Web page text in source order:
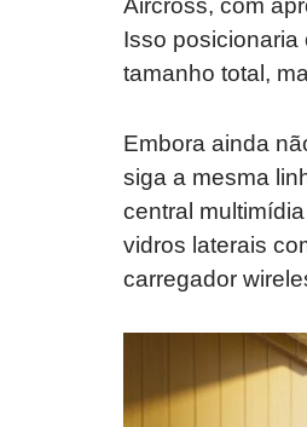
Aircross, com
Isso posicionaria
tamanho total,
Embora ainda
siga a mesma
central
vidros laterais
carregador